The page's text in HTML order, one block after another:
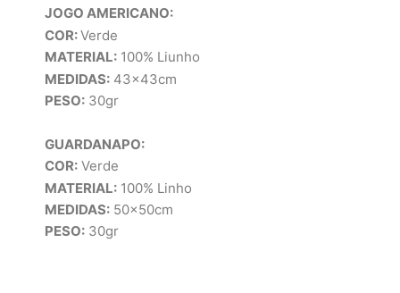
JOGO AMERICANO:
COR:Verde
MATERIAL: 100% Liunho
MEDIDAS: 43x43cm
PESO: 30gr
GUARDANAPO:
COR: Verde
MATERIAL: 100% Linho
MEDIDAS: 50x50cm
PESO: 30gr